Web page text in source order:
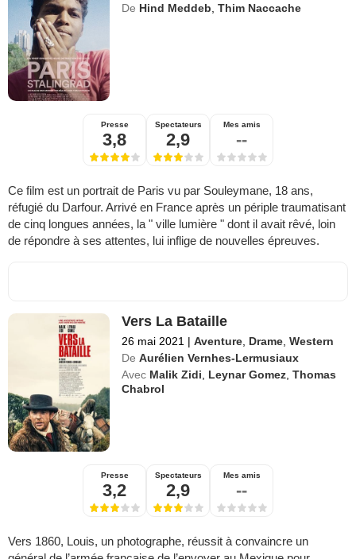
De Hind Meddeb ,Thim Naccache
Presse
3,8
Spectateurs
2,9
Mes amis
--
Ce film est un portrait de Paris vu par Souleymane, 18 ans,
réfugié du Darfour. Arrivé en France après un périple traumatisant
de cinq longues années, la " ville lumière " dont il avait rêvé, loin
de répondre à ses attentes, lui inflige de nouvelles épreuves.
Vers La Bataille
26 mai 2021 | Aventure, Drame,Western
De Aurélien Vernhes-Lermusiaux
Avec Malik Zidi, Leynar Gomez,Thomas
Chabrol
Presse
3,2
Spectateurs
2,9
Mes amis
--
Vers 1860, Louis, un photographe, réussit à convaincre un